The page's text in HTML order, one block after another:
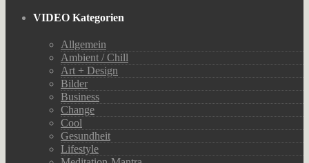
VIDEO Kategorien
Allgemein
Ambient / Chill
Art + Design
Bilder
Business
Change
Cool
Gesundheit
Lifestyle